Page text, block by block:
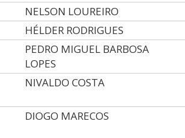
NELSON LOUREIRO
HÉLDER RODRIGUES
PEDRO MIGUEL BARBOSA
LOPES
NIVALDO COSTA
DIOGO MARECOS